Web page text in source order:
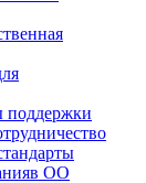
поддержки
в ОО